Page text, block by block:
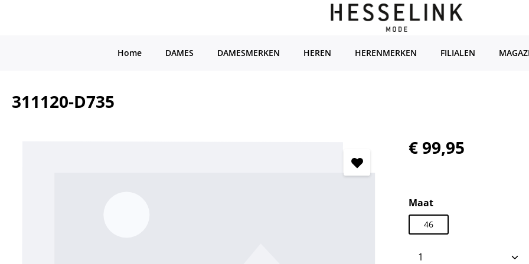
Home DAMES DAMESMERKEN HEREN HERENMERKEN FILIALEN
311120-D735
Normale prijs:
€ 99,95
Selecteer
Maat
46